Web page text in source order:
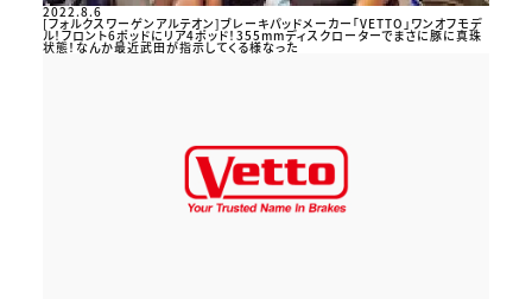
2022.8.6
[フォルクスワーゲンアルテオン]ブレーキパッドメーカー「VETTO」ワンオフモデ
ル！フロント6ポッドにリア4ポッド！355mmディスクローターでまさに豚に真珠
状態！なんか最近武田が指示してくる様なった